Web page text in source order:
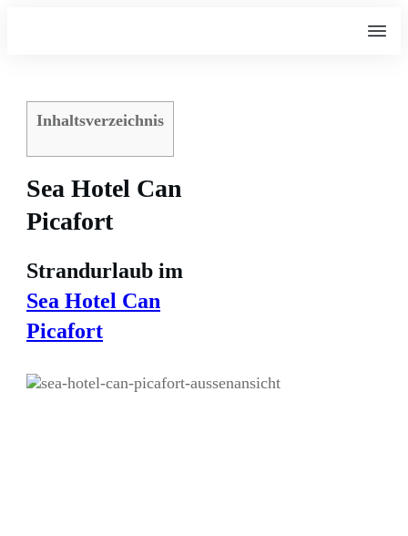
Inhaltsverzeichnis
Sea Hotel Can
Picafort
Strandurlaub im
Sea Hotel Can
Picafort